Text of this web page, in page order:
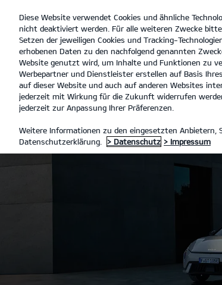
open
menu
Diese Website verwendet Cookies und ähnliche
nicht deaktiviert werden. Für alle weiteren Zwecke
Setzen der jeweiligen Cookies und Tracking-
erhobenen Daten zu den nachfolgend genannten
Website genutzt wird, um Inhalte und Funktionen zu
Werbepartner und Dienstleister erstellen auf Basis
auf dieser Website und auch auf anderen Websites
jederzeit mit Wirkung für die Zukunft widerrufen
jederzeit zur Anpassung Ihrer Präferenzen.
Weitere Informationen zu den eingesetzten Anbietern,
Datenschutzerklärung.
> Datenschutz > Impressum